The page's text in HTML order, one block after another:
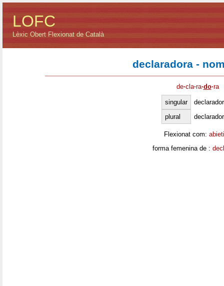
LOFC
Lèxic Obert Flexionat de Català
declaradora -
de·cla·ra·do·ra
singular
plural
Flexionat com:
forma femenina de :